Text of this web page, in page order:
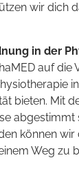
wir dich
in der
auf die
bieten. Mit
können wir
Weg zu